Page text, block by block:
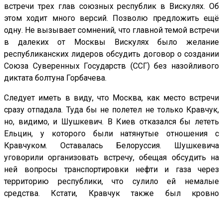
встречи трех глав союзных республик в Вискулях. Об
этом ходит много версий. Позволю предложить ещё
одну. Не вызывает сомнений, что главной темой встречи
в далеких от Москвы Вискулях было желание
республиканских лидеров обсудить договор о создании
Союза Суверенных Государств (ССГ) без назойливого
диктата болтуна Горбачева.
Следует иметь в виду, что Москва, как место встречи
сразу отпадала. Туда бы не полетел не только Кравчук,
но, видимо, и Шушкевич. В Киев отказался бы лететь
Ельцин, у которого были натянутые отношения с
Кравчуком. Оставалась Белоруссия. Шушкевича
уговорили организовать встречу, обещая обсудить на
ней вопросы транспортировки нефти и газа через
территорию республики, что сулило ей немалые
средства. Кстати, Кравчук также был кровно